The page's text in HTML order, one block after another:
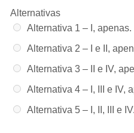
Alternativas
Alternativa 1 – I, apenas.
Alternativa 2 –
I e II,
Alternativa 3 –
II e IV,
Alternativa 4 – I, III e IV,
Alternativa 5 – I, II, III e IV.